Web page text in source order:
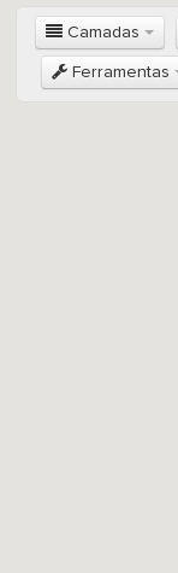
Camadas
Ferramentas